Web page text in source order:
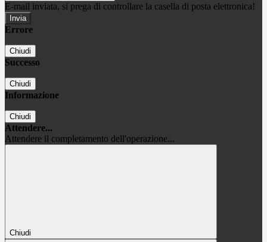
E-mail inviata, si prega di controllare la casella di posta elettronica!
Errore
Chiudi
Successo
Chiudi
Informazione
Chiudi
Attendere...
Attendere il completamento dell'operazione...
Chiudi